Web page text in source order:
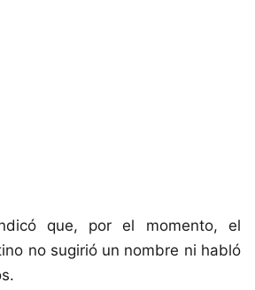
que, por el momento, el
no sugirió un nombre ni habló